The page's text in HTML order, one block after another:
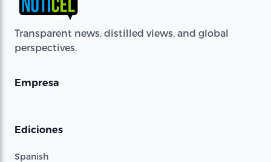
Transparent news, distilled views, and global
perspectives.
Empresa
Ediciones
Spanish